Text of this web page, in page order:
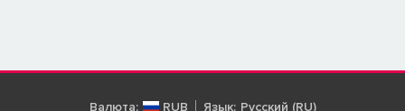
Валюта: RUB Язык: Русский (RU)